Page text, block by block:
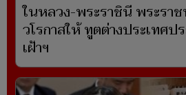
ในหลวง-พระราชินี พระรา
วโรกาสให้ ทูตต่างประเทศป
เฝ้าฯ